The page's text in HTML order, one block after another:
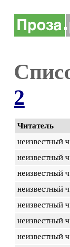
2
Читатель
неизвестный
неизвестный
неизвестный
неизвестный
неизвестный
неизвестный
неизвестный